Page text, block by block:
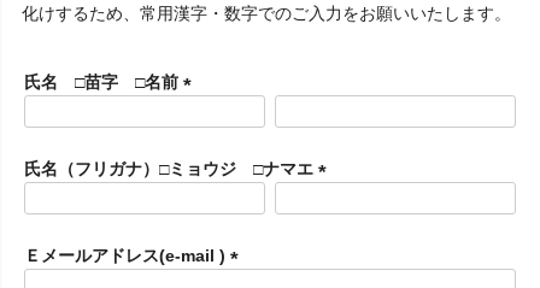
化けするため、常用漢字・数字でのご入力をお願いいたします。
氏名 □苗字 □名前
須
)
氏名（フリガナ）□ミョウジ □ナマエ
)
Ｅメールアドレス(e-mail )